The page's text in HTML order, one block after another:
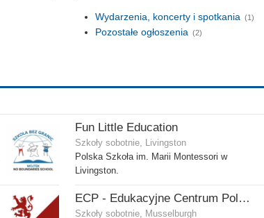
Wydarzenia, koncerty i spotkania (1)
Pozostałe ogłoszenia (2)
Fun Little Education
Szkoły sobotnie, Livingston
Polska Szkoła im. Marii Montessori w
Livingston.
ECP - Edukacyjne Centrum Polonijne SCIO - Musselburgh
Szkoły sobotnie, Musselburgh